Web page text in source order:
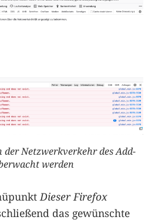
Netzwerkverkehr des Add-
werden
Dieser Firefox
das gewünschte